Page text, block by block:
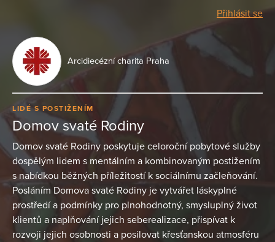
Přihlásit se
Arcidiecézní charita Praha
LIDÉ S POSTIŽENÍM
Domov svaté Rodiny
Domov svaté Rodiny poskytuje celoroční pobytové služby
dospělým lidem s mentálním a kombinovaným postižením
s nabídkou běžných příležitostí k sociálnímu začleňování.
Posláním Domova svaté Rodiny je vytvářet láskyplné
prostředí a podmínky pro plnohodnotný, smysluplný život
klientů a naplňování jejich seberealizace, přispívat k
rozvoji jejich osobnosti a posilovat křesťanskou atmosféru